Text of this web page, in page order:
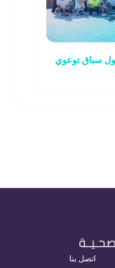
سباق توعوي
اتصل بنا